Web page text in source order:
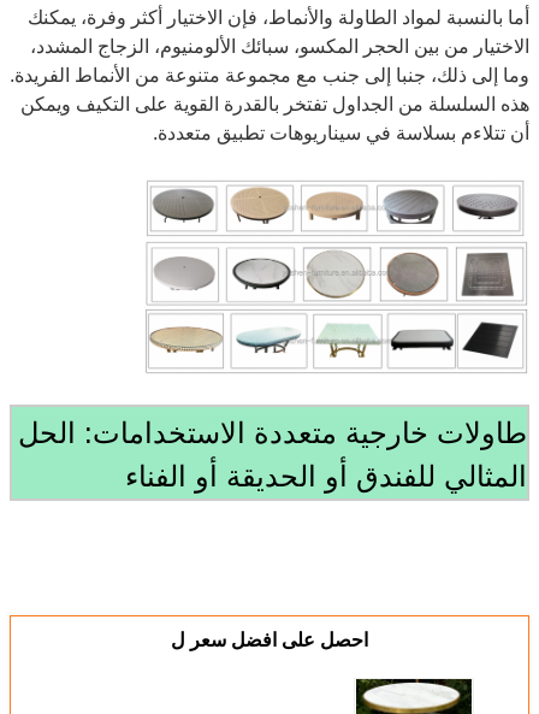
أما بالنسبة لمواد الطاولة والأنماط، فإن الاختيار أكثر وفرة، يمكنك
الاختيار من بين الحجر المكسو، سبائك الألومنيوم، الزجاج المشدد،
وما إلى ذلك، جنبا إلى جنب مع مجموعة متنوعة من الأنماط الفريدة.
هذه السلسلة من الجداول تفتخر بالقدرة القوية على التكيف ويمكن
أن تتلاءم بسلاسة في سيناريوهات تطبيق متعددة.
طاولات خارجية متعددة الاستخدامات: الحل
المثالي للفندق أو الحديقة أو الفناء
احصل على افضل سعر ل